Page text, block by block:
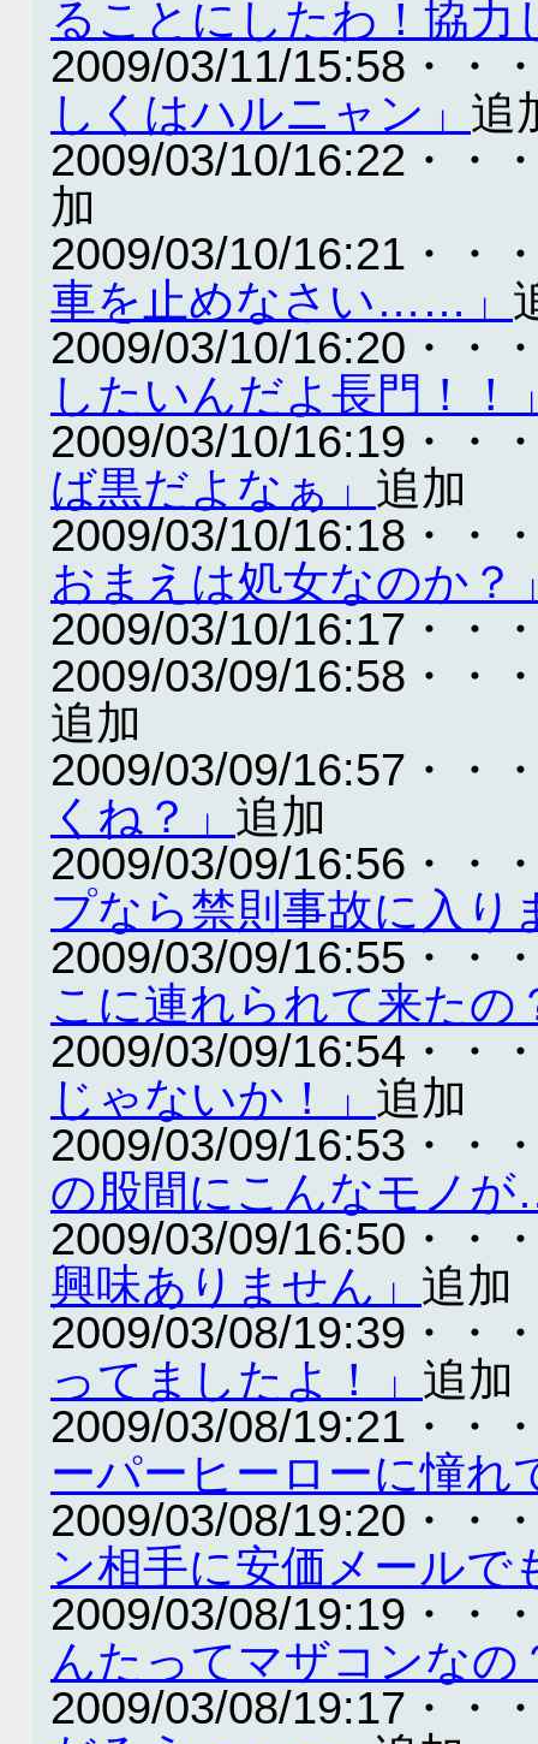
ることにしたわ！協力
2009/03/11/15:58・・
しくはハルニャン」 追
2009/03/10/16:22・・
加
2009/03/10/16:21・・
車を止めなさい……」
2009/03/10/16:20・・
したいんだよ長門！！
2009/03/10/16:19・・
ば黒だよなぁ」 追加
2009/03/10/16:18・・
おまえは処女なのか？
2009/03/10/16:17・・
2009/03/09/16:58・・
追加
2009/03/09/16:57・・
くね？」 追加
2009/03/09/16:56・・
プなら禁則事故に入り
2009/03/09/16:55・・
こに連れられて来たの
2009/03/09/16:54・・
じゃないか！」 追加
2009/03/09/16:53・・
の股間にこんなモノ
2009/03/09/16:50・・
興味ありません」 追加
2009/03/08/19:39・・
ってましたよ！」 追加
2009/03/08/19:21・・
ーパーヒーローに憧れ
2009/03/08/19:20・・
ン相手に安価メールで
2009/03/08/19:19・・
んたってマザコンなの
2009/03/08/19:17・・